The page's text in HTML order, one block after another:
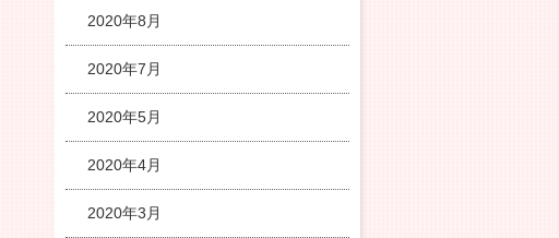
2020年8月
2020年7月
2020年5月
2020年4月
2020年3月